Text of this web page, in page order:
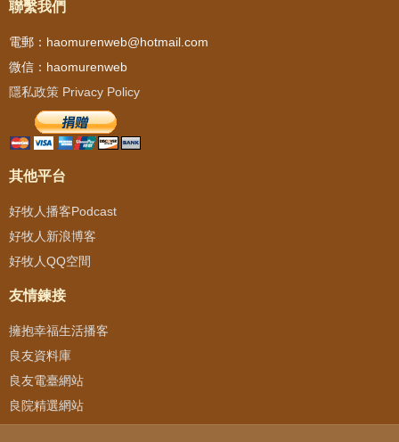
聯繫我們
電郵：haomurenweb@hotmail.com
微信：haomurenweb
隱私政策 Privacy Policy
其他平台
好牧人播客Podcast
好牧人新浪博客
好牧人QQ空間
友情鍊接
擁抱幸福生活播客
良友資料庫
良友電臺網站
良院精選網站